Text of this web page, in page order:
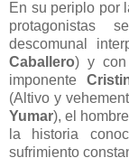
En su periplo por
protagonistas
descomunal
Caballero) y
imponente
(Altivo y
Yumar), el
la historia
sufrimiento